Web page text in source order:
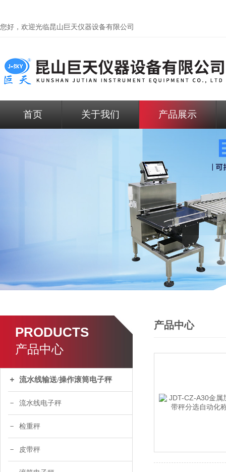
您好，欢迎光临昆山巨天仪器设备有限公司
首页 关于我们 产品展示
PRODUCTS
产品中心
流水线输送/操作滚筒电子秤
流水线电子秤
检重秤
皮带秤
产品中心